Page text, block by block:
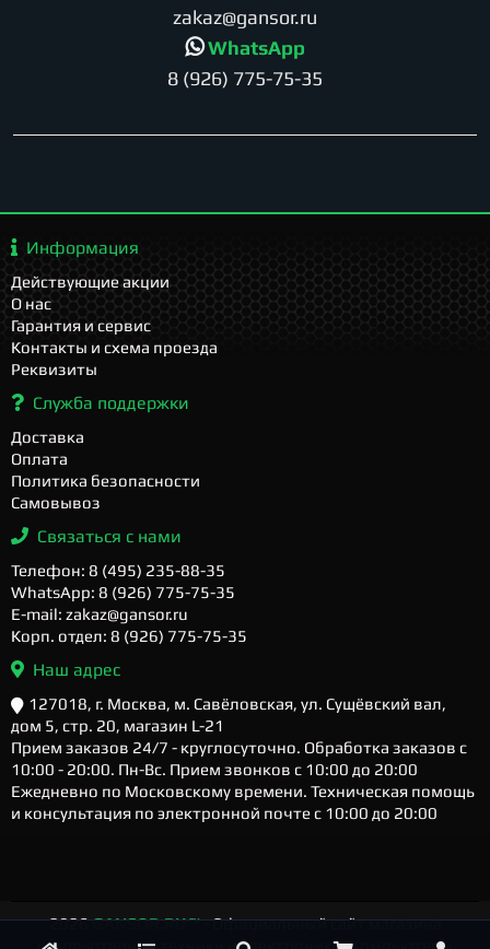
zakaz@gansor.ru
WhatsApp
8 (926) 775-75-35
Информация
Действующие акции
О нас
Гарантия и сервис
Контакты и схема проезда
Реквизиты
Служба поддержки
Доставка
Оплата
Политика безопасности
Самовывоз
Связаться с нами
Телефон: 8 (495) 235-88-35
WhatsApp: 8 (926) 775-75-35
E-mail: zakaz@gansor.ru
Корп. отдел: 8 (926) 775-75-35
Наш адрес
127018, г. Москва, м. Савёловская, ул. Сущёвский вал,
дом 5, стр. 20, магазин L-21
Прием заказов 24/7 - круглосуточно. Обработка заказов с
10:00 - 20:00. Пн-Вс. Прием звонков с 10:00 до 20:00
Ежедневно по Московскому времени. Техническая помощь
и консультация по электронной почте с 10:00 до 20:00
2026GANSOR.RU ™- Официальный сайт магазина
компьютерной техники и электроники. Компьютеры